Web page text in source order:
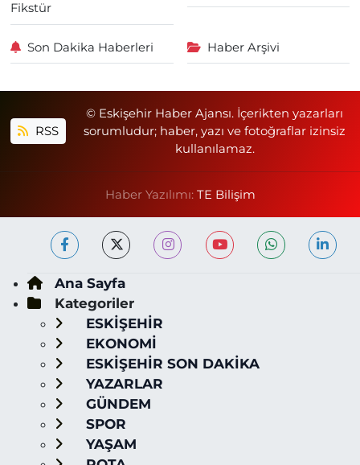
Fikstür
Son Dakika Haberleri Haber Arşivi
RSS
© Eskişehir Haber Ajansı. İçerikten yazarları
sorumludur; haber, yazı ve fotoğraflar izinsiz
kullanılamaz.
Haber Yazılımı: TE Bilişim
Ana Sayfa
Kategoriler
ESKİŞEHİR
EKONOMİ
ESKİŞEHİR SON DAKİKA
YAZARLAR
GÜNDEM
SPOR
YAŞAM